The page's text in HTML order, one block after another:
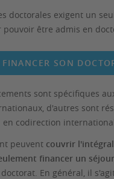
doctorales exigent un
être admis en
FINANCER SON
sont spécifiques
d'autres sont
en codirection
peuvent couvrir
financer un
En général, il